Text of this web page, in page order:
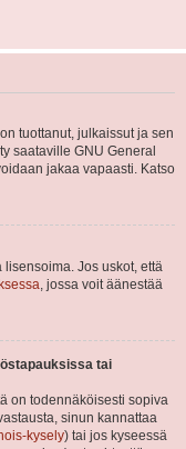
tuottanut, julkaissut ja sen
saataville GNU General
jakaa vapaasti. Katso
Jos uskot, että
, jossa voit äänestää
tai
on todennäköisesti sopiva
sinun kannattaa
kysely) tai jos kyseessä